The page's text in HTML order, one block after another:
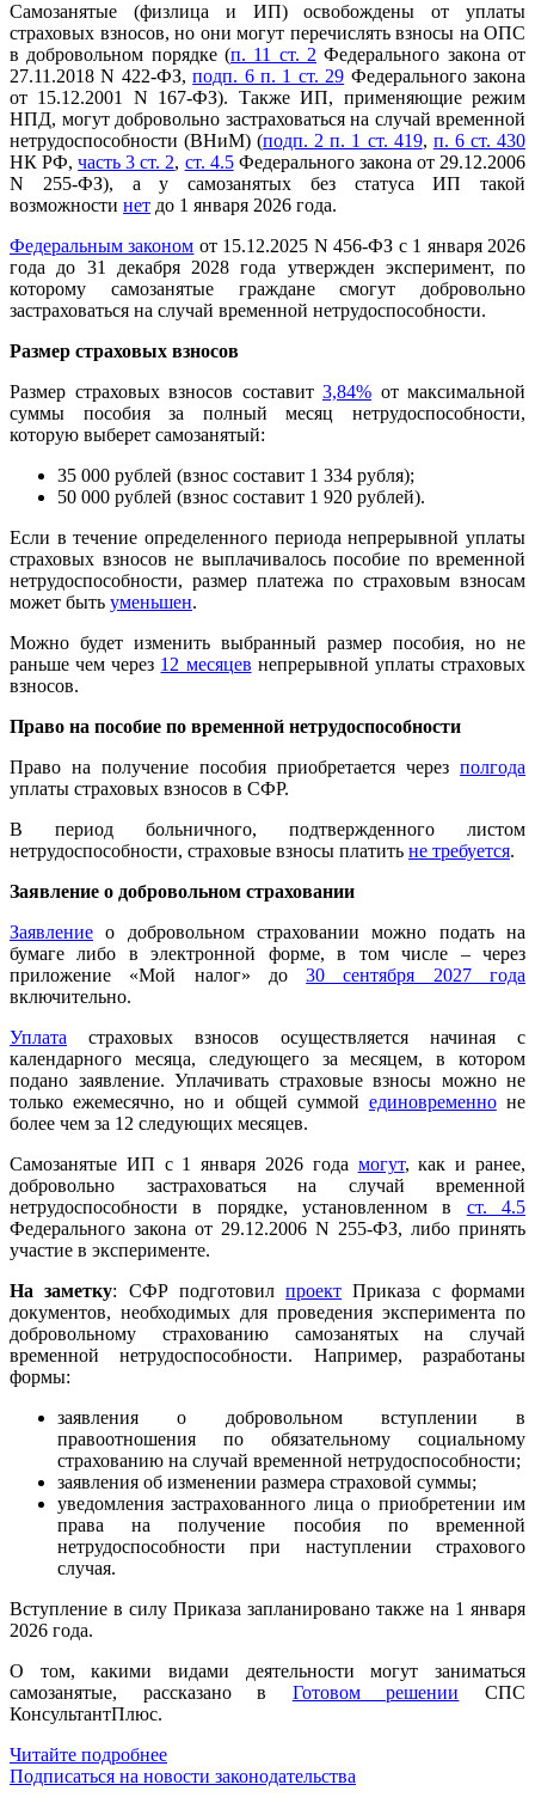
Самозанятые (физлица и ИП) освобождены от уплаты
страховых взносов, но они могут перечислять взносы на ОПС
в добровольном порядке (п. 11 ст. 2 Федерального закона от
27.11.2018 N 422-ФЗ,подп. 6 п. 1 ст. 29 Федерального закона
от 15.12.2001 N 167-ФЗ). Также ИП, применяющие режим
НПД, могут добровольно застраховаться на случай временной
нетрудоспособности (ВНиМ) (подп. 2 п. 1 ст. 419, п. 6 ст. 430
НК РФ,часть 3 ст. 2, ст. 4.5Федерального закона от 29.12.2006
N 255-ФЗ), а у самозанятых без статуса ИП такой
возможности нет до 1 января 2026 года.
Федеральным законом от 15.12.2025 N 456-ФЗ с 1 января 2026
года до 31 декабря 2028 года утвержден эксперимент, по
которому самозанятые граждане смогут добровольно
застраховаться на случай временной нетрудоспособности.
Размер страховых взносов
Размер страховых взносов составит 3,84% от максимальной
суммы пособия за полный месяц нетрудоспособности,
которую выберет самозанятый:
35 000 рублей (взнос составит 1 334 рубля);
50 000 рублей (взнос составит 1 920 рублей).
Если в течение определенного периода непрерывной уплаты
страховых взносов не выплачивалось пособие по временной
нетрудоспособности, размер платежа по страховым взносам
может быть уменьшен.
Можно будет изменить выбранный размер пособия, но не
раньше чем через 12 месяцев непрерывной уплаты страховых
взносов.
Право на пособие по временной нетрудоспособности
Право на получение пособия приобретается через полгода
уплаты страховых взносов в СФР.
В период больничного, подтвержденного листом
нетрудоспособности, страховые взносы платить не требуется.
Заявление о добровольном страховании
Заявление о добровольном страховании можно подать на
бумаге либо в электронной форме, в том числе – через
приложение «Мой налог» до30 сентября 2027 года
включительно.
Уплата страховых взносов осуществляется начиная с
календарного месяца, следующего за месяцем, в котором
подано заявление. Уплачивать страховые взносы можно не
только ежемесячно, но и общей суммой единовременноне
более чем за 12 следующих месяцев.
Самозанятые ИП с 1 января 2026 года могут, как и ранее,
добровольно застраховаться на случай временной
нетрудоспособности в порядке, установленном в ст. 4.5
Федерального закона от 29.12.2006 N 255-ФЗ, либо принять
участие в эксперименте.
На заметку: СФР подготовилпроект Приказа с формами
документов, необходимых для проведения эксперимента по
добровольному страхованию самозанятых на случай
временной нетрудоспособности. Например, разработаны
формы:
заявления о добровольном вступлении в
правоотношения по обязательному социальному
страхованию на случай временной нетрудоспособности;
заявления об изменении размера страховой суммы;
уведомления застрахованного лица о приобретении им
права на получение пособия по временной
нетрудоспособности при наступлении страхового
случая.
Вступление в силу Приказа запланировано также на 1 января
2026 года.
О том, какими видами деятельности могут заниматься
самозанятые, рассказано в Готовом решении СПС
КонсультантПлюс.
Читайте подробнее
Подписаться на новости законодательства